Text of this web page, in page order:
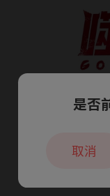
本章节
是否
取消